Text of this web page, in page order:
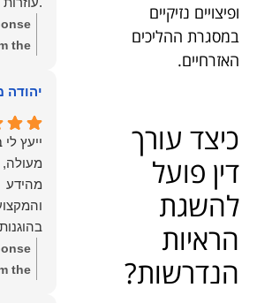
ופיצויים נזיקיים
במסגרת ההליכים
האזרחיים.
כיצד עורך
דין פועל
להשגת
הראיות
הנדרשות?
מילים
.תודה
תשאירו
בעניים .
the
רבה
גדול
יהודה
ייעץ
מעולה,
מהידע
the